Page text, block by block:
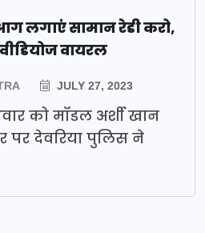
लगाएं सामान रेडी करो,
वायरल
JULY 27, 2023
को मॉडल अर्शी खान
पर देवरिया पुलिस ने